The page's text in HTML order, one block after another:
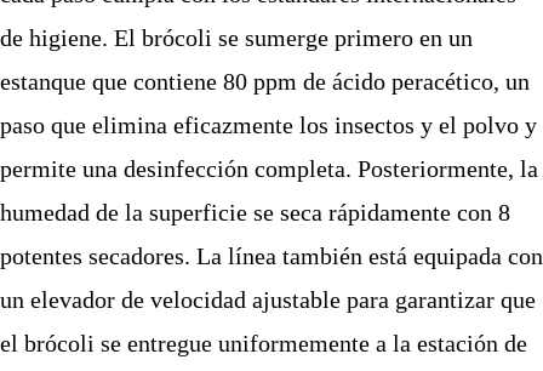
de higiene. El brócoli se sumerge primero en un
estanque que contiene 80 ppm de ácido peracético, un
paso que elimina eficazmente los insectos y el polvo y
permite una desinfección completa. Posteriormente, la
humedad de la superficie se seca rápidamente con 8
potentes secadores. La línea también está equipada con
un elevador de velocidad ajustable para garantizar que
el brócoli se entregue uniformemente a la estación de